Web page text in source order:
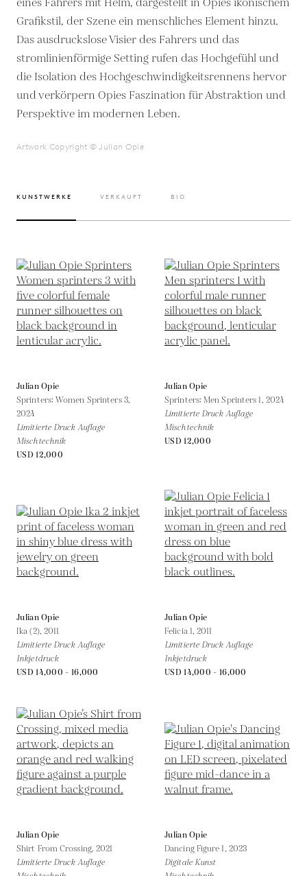
Grafikstil, der Szene ein menschliches Element hinzu.
Das ausdruckslose Visier des Fahrers und das
stromlinienförmige Setting rufen das Hochgefühl und
die Isolation des Hochgeschwindigkeitsrennens hervor
und verkörpern Opies Faszination für Abstraktion und
Perspektive im modernen Leben.
Artwork Copyright © Julian Opie
KUNSTWERKE VERKAUFT BIO
Julian Opie
Sprinters: Women Sprinters 3,
2024
Limitierte Druck Auflage
Mischtechnik
USD 12,000
Julian Opie
Sprinters: Men Sprinters 1, 2024
Limitierte Druck Auflage
Mischtechnik
USD 12,000
Julian Opie
Ika (2), 2011
Limitierte Druck Auflage
Inkjetdruck
USD 14,000 - 16,000
Julian Opie
Felicia 1,2011
Limitierte Druck Auflage
Inkjetdruck
USD 14,000 - 16,000
Julian Opie
Shirt From Crossing,2021
Limitierte Druck Auflage
Julian Opie
Dancing Figure 1, 2023
Digitale Kunst